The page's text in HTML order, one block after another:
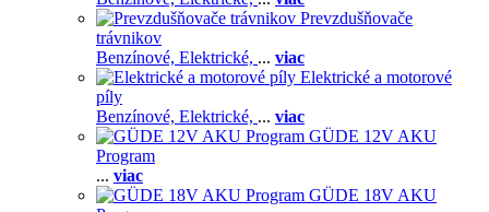
Prevzdušňovače
trávnikov
Benzínové, Elektrické, ... viac
Elektrické a motorové
píly
Benzínové, Elektrické, ... viac
GÜDE 12V AKU
Program
... viac
GÜDE 18V AKU